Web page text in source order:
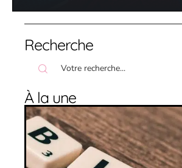
Recherche
À la une